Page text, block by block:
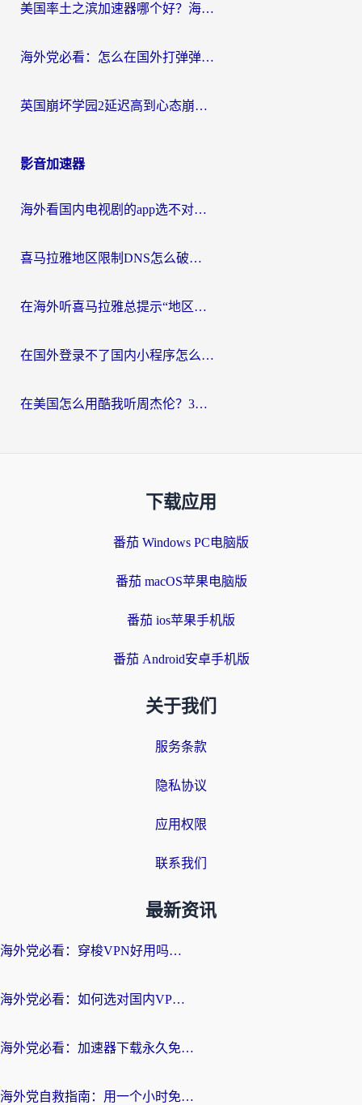
美国率土之滨加速器哪个好？海外党国服游戏畅玩终极指南（附多游戏解决方案）
海外党必看：怎么在国外打弹弹堂不卡？番茄加速器亲测指南
英国崩坏学园2延迟高到心态崩？海外党国服游戏加速终极指南
影音加速器
海外看国内电视剧的app选不对？这份回国加速器避坑指南帮你流畅追剧
喜马拉雅地区限制DNS怎么破？海外党听国内音乐听书的终极解决方案
在海外听喜马拉雅总提示“地区限制”？3步轻松解除+听国内音乐全攻略
在国外登录不了国内小程序怎么办？选对回国加速器，轻松解锁国内资源
在美国怎么用酷我听周杰伦？3步搞定海外听歌难题
下载应用
番茄 Windows PC电脑版
番茄 macOS苹果电脑版
番茄 ios苹果手机版
番茄 Android安卓手机版
关于我们
服务条款
隐私协议
应用权限
联系我们
最新资讯
海外党必看：穿梭VPN好用吗？和云帆VPN对比哪个回国效果更好？附真实测评+避坑指南
海外党必看：如何选对国内VPN，实现无缝访问国内资源？
海外党必看：加速器下载永久免费版真的存在吗？教你无缝访问国内资源的正确姿势
海外党自救指南：用一个小时免费加速器，轻松打破国内资源访问壁垒？